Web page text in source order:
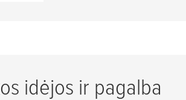
idėjos ir pagalba